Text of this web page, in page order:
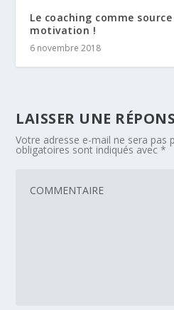
Le coaching comme
motivation !
6 novembre 2018
LAISSER UNE
Votre adresse e-mail ne sera pas
obligatoires sont indiqués avec*